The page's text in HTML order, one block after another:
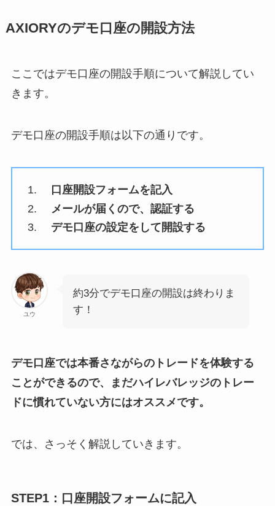
AXIORYのデモ口座の開設方法
ここではデモ口座の開設手順について解説してい
きます。
デモ口座の開設手順は以下の通りです。
口座開設フォームを記入
メールが届くので、認証する
デモ口座の設定をして開設する
ユウ
約3分でデモ口座の開設は終わりま
す！
デモ口座では本番さながらのトレードを体験する
ことができるので、まだハイレバレッジのトレー
ドに慣れていない方にはオススメです。
では、さっそく解説していきます。
STEP1：口座開設フォームに記入